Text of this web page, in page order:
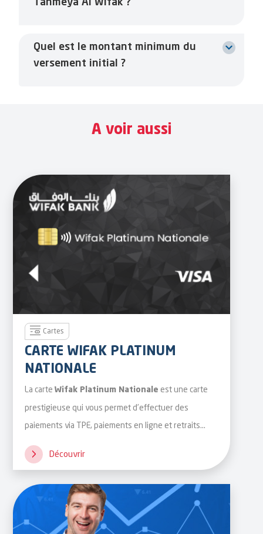
Tanmeya Al Wifak ?
Quel est le montant minimum du
versement initial ?
A voir aussi
Cartes
CARTE WIFAK PLATINUM
NATIONALE
La carte Wifak Platinum Nationale est une carte
prestigieuse qui vous permet d’effectuer des
paiements via TPE, paiements en ligne et retraits
Découvrir